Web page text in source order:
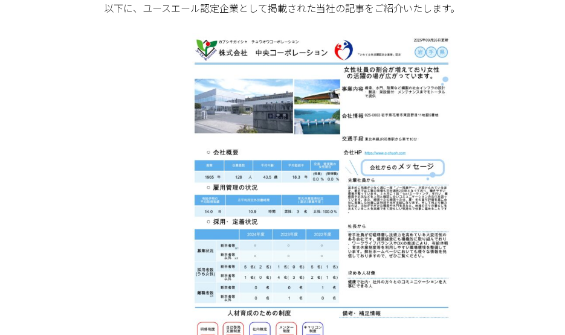
以下に、ユースエール認定企業として掲載された当社の記事をご紹介いたします。